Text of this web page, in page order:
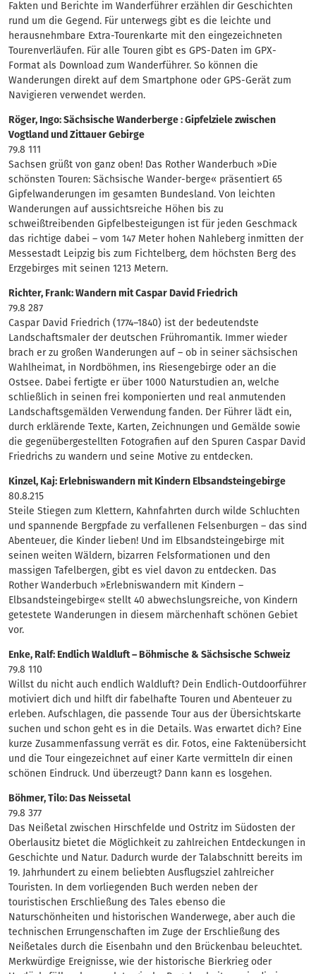
Fakten und Berichte im Wanderführer erzählen dir Geschichten
rund um die Gegend. Für unterwegs gibt es die leichte und
herausnehmbare Extra-Tourenkarte mit den eingezeichneten
Tourenverläufen. Für alle Touren gibt es GPS-Daten im GPX-
Format als Download zum Wanderführer. So können die
Wanderungen direkt auf dem Smartphone oder GPS-Gerät zum
Navigieren verwendet werden.
Röger, Ingo: Sächsische Wanderberge : Gipfelziele zwischen
Vogtland und Zittauer Gebirge
79.8 111
Sachsen grüßt von ganz oben! Das Rother Wanderbuch »Die
schönsten Touren: Sächsische Wander-berge« präsentiert 65
Gipfelwanderungen im gesamten Bundesland. Von leichten
Wanderungen auf aussichtsreiche Höhen bis zu
schweißtreibenden Gipfelbesteigungen ist für jeden Geschmack
das richtige dabei – vom 147 Meter hohen Nahleberg inmitten der
Messestadt Leipzig bis zum Fichtelberg, dem höchsten Berg des
Erzgebirges mit seinen 1213 Metern.
Richter, Frank: Wandern mit Caspar David Friedrich
79.8 287
Caspar David Friedrich (1774–1840) ist der bedeutendste
Landschaftsmaler der deutschen Frühromantik. Immer wieder
brach er zu großen Wanderungen auf – ob in seiner sächsischen
Wahlheimat, in Nordböhmen, ins Riesengebirge oder an die
Ostsee. Dabei fertigte er über 1000 Naturstudien an, welche
schließlich in seinen frei komponierten und real anmutenden
Landschaftsgemälden Verwendung fanden. Der Führer lädt ein,
durch erklärende Texte, Karten, Zeichnungen und Gemälde sowie
die gegenübergestellten Fotografien auf den Spuren Caspar David
Friedrichs zu wandern und seine Motive zu entdecken.
Kinzel, Kaj: Erlebniswandern mit Kindern Elbsandsteingebirge
80.8.215
Steile Stiegen zum Klettern, Kahnfahrten durch wilde Schluchten
und spannende Bergpfade zu verfallenen Felsenburgen – das sind
Abenteuer, die Kinder lieben! Und im Elbsandsteingebirge mit
seinen weiten Wäldern, bizarren Felsformationen und den
massigen Tafelbergen, gibt es viel davon zu entdecken. Das
Rother Wanderbuch »Erlebniswandern mit Kindern –
Elbsandsteingebirge« stellt 40 abwechslungsreiche, von Kindern
getestete Wanderungen in diesem märchenhaft schönen Gebiet
vor.
Enke, Ralf: Endlich Waldluft – Böhmische & Sächsische Schweiz
79.8 110
Willst du nicht auch endlich Waldluft? Dein Endlich-Outdoorführer
motiviert dich und hilft dir fabelhafte Touren und Abenteuer zu
erleben. Aufschlagen, die passende Tour aus der Übersichtskarte
suchen und schon geht es in die Details. Was erwartet dich? Eine
kurze Zusammenfassung verrät es dir. Fotos, eine Faktenübersicht
und die Tour eingezeichnet auf einer Karte vermitteln dir einen
schönen Eindruck. Und überzeugt? Dann kann es losgehen.
Böhmer, Tilo: Das Neissetal
79.8 377
Das Neißetal zwischen Hirschfelde und Ostritz im Südosten der
Oberlausitz bietet die Möglichkeit zu zahlreichen Entdeckungen in
Geschichte und Natur. Dadurch wurde der Talabschnitt bereits im
19. Jahrhundert zu einem beliebten Ausflugsziel zahlreicher
Touristen. In dem vorliegenden Buch werden neben der
touristischen Erschließung des Tales ebenso die
Naturschönheiten und historischen Wanderwege, aber auch die
technischen Errungenschaften im Zuge der Erschließung des
Neißetales durch die Eisenbahn und den Brückenbau beleuchtet.
Merkwürdige Ereignisse, wie der historische Bierkrieg oder